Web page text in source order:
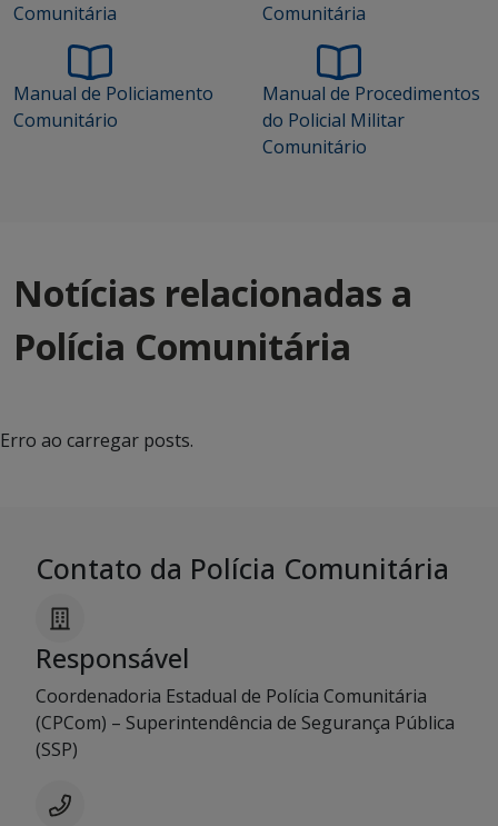
Comunitária
Comunitária
Manual de Policiamento
Comunitário
Manual de Procedimentos
do Policial Militar
Comunitário
Notícias relacionadas a
Polícia Comunitária
Erro ao carregar posts.
Contato da Polícia Comunitária
Responsável
Coordenadoria Estadual de Polícia Comunitária
(CPCom) – Superintendência de Segurança Pública
(SSP)